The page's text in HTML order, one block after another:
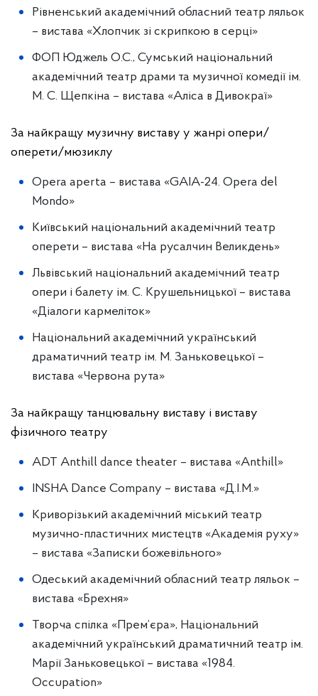
Рівненський академічний обласний театр ляльок
– вистава «Хлопчик зі скрипкою в серці»
ФОП Юджель О.С., Сумський національний
академічний театр драми та музичної комедії ім.
М. С. Щепкіна – вистава «Аліса в Дивокраї»
За найкращу музичну виставу у жанрі опери/
оперети/мюзиклу
Opera aperta – вистава «GAIA-24. Opera del
Mondo»
Київський національний академічний театр
оперети – вистава «На русалчин Великдень»
Львівський національний академічний театр
опери і балету ім. С. Крушельницької – вистава
«Діалоги кармеліток»
Національний академічний український
драматичний театр ім. М. Заньковецької –
вистава «Червона рута»
За найкращу танцювальну виставу і виставу
фізичного театру
ADT Anthill dance theater – вистава «Anthill»
INSHA Dance Company – вистава «Д.І.М.»
Криворізький академічний міський театр
музично-пластичних мистецтв «Академія руху»
– вистава «Записки божевільного»
Одеський академічний обласний театр ляльок –
вистава «Брехня»
Творча спілка «Прем’єра», Національний
академічний український драматичний театр ім.
Марії Заньковецької – вистава «1984.
Occupation»